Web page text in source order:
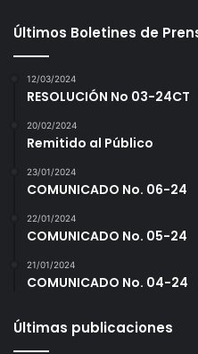
Últimos Boletines de
12/03/2024
RESOLUCIÓN No 03-24CT
20/02/2024
Remitido al Público
23/01/2024
COMUNICADO No. 06-24
22/01/2024
COMUNICADO No. 05-24
21/01/2024
COMUNICADO No. 04-24
Últimas publicaciones